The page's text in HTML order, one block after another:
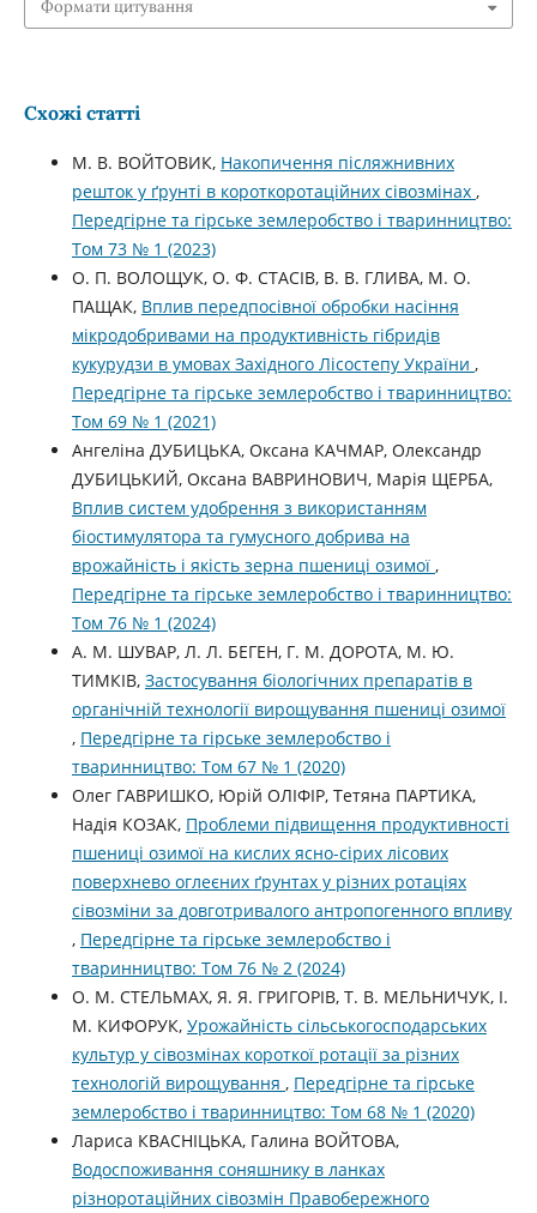
Формати цитування
Схожі статті
М. В. ВОЙТОВИК, Накопичення післяжнивних
решток у ґрунті в короткоротаційних сівозмінах ,
Передгірне та гірське землеробство і тваринництво:
Том 73 № 1 (2023)
О. П. ВОЛОЩУК, О. Ф. СТАСІВ, В. В. ГЛИВА, М. О.
ПАЩАК, Вплив передпосівної обробки насіння
мікродобривами на продуктивність гібридів
кукурудзи в умовах Західного Лісостепу України ,
Передгірне та гірське землеробство і тваринництво:
Том 69 № 1 (2021)
Ангеліна ДУБИЦЬКА, Оксана КАЧМАР, Олександр
ДУБИЦЬКИЙ, Оксана ВАВРИНОВИЧ, Марія ЩЕРБА,
Вплив систем удобрення з використанням
біостимулятора та гумусного добрива на
врожайність і якість зерна пшениці озимої ,
Передгірне та гірське землеробство і тваринництво:
Том 76 № 1 (2024)
А. М. ШУВАР, Л. Л. БЕГЕН, Г. М. ДОРОТА, М. Ю.
ТИМКІВ, Застосування біологічних препаратів в
органічній технології вирощування пшениці озимої
, Передгірне та гірське землеробство і
тваринництво: Том 67 № 1 (2020)
Олег ГАВРИШКО, Юрій ОЛІФІР, Тетяна ПАРТИКА,
Надія КОЗАК, Проблеми підвищення продуктивності
пшениці озимої на кислих ясно-сірих лісових
поверхнево оглеєних ґрунтах у різних ротаціях
сівозміни за довготривалого антропогенного впливу
, Передгірне та гірське землеробство і
тваринництво: Том 76 № 2 (2024)
О. М. СТЕЛЬМАХ, Я. Я. ГРИГОРІВ, Т. В. МЕЛЬНИЧУК, І.
М. КИФОРУК, Урожайність сільськогосподарських
культур у сівозмінах короткої ротації за різних
технологій вирощування , Передгірне та гірське
землеробство і тваринництво: Том 68 № 1 (2020)
Лариса КВАСНІЦЬКА, Галина ВОЙТОВА,
Водоспоживання соняшнику в ланках
різноротаційних сівозмін Правобережного